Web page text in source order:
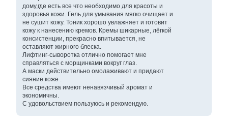
дому,где есть все что необходимо для красоты и
здоровья кожи. Гель для умывания мягко очищает и
не сушит кожу. Тоник хорошо увлажняет и готовит
кожу к нанесению кремов. Кремы шикарные, лёгкой
консистенции, прекрасно впитывается, не
оставляют жирного блеска.
Лифтинг-сыворотка отлично помогает мне
справляться с морщинками вокруг глаз.
А маски действительно омолаживают и придают
сияние коже .
Все средства имеют ненавязчивый аромат и
экономичны.
С удовольствием пользуюсь и рекомендую.